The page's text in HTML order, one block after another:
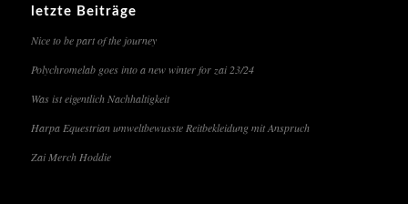
letzte Beiträge
Nice to be part of the journey
Polychromelab goes into a new winter for zai 23/24
Was ist eigentlich Nachhaltigkeit
Harpa Equestrian umweltbewusste Reitbekleidung mit Anspruch
Zai Merch Hoddie